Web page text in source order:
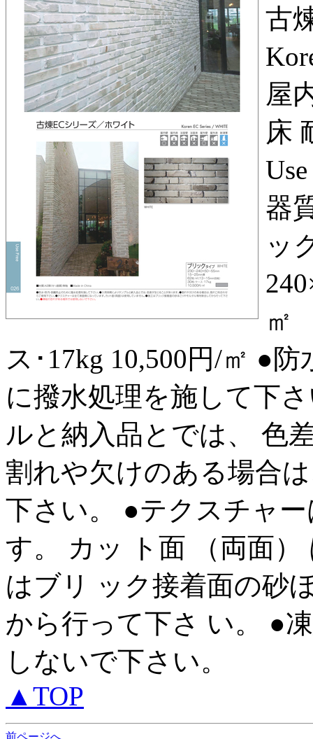
古
屋
床
器
ッ
㎡
ス･17kg 10,500円/㎡ ●
に撥水処理を施して下
ルと納入品とでは、 色
割れや欠けのある場合
下さい。 ●テクスチャ
す。 カッ ト面 （両面
はブリ ック接着面の砂
から行って下さ い。 ●
しないで下さい。
▲TOP